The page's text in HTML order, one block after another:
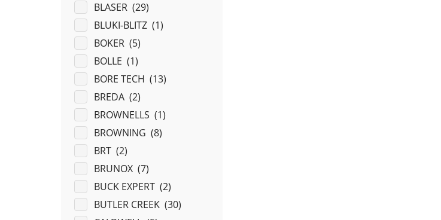
BLASER (29)
BLUKI-BLITZ (1)
BOKER (5)
BOLLE (1)
BORE TECH (13)
BREDA (2)
BROWNELLS (1)
BROWNING (8)
BRT (2)
BRUNOX (7)
BUCK EXPERT (2)
BUTLER CREEK (30)